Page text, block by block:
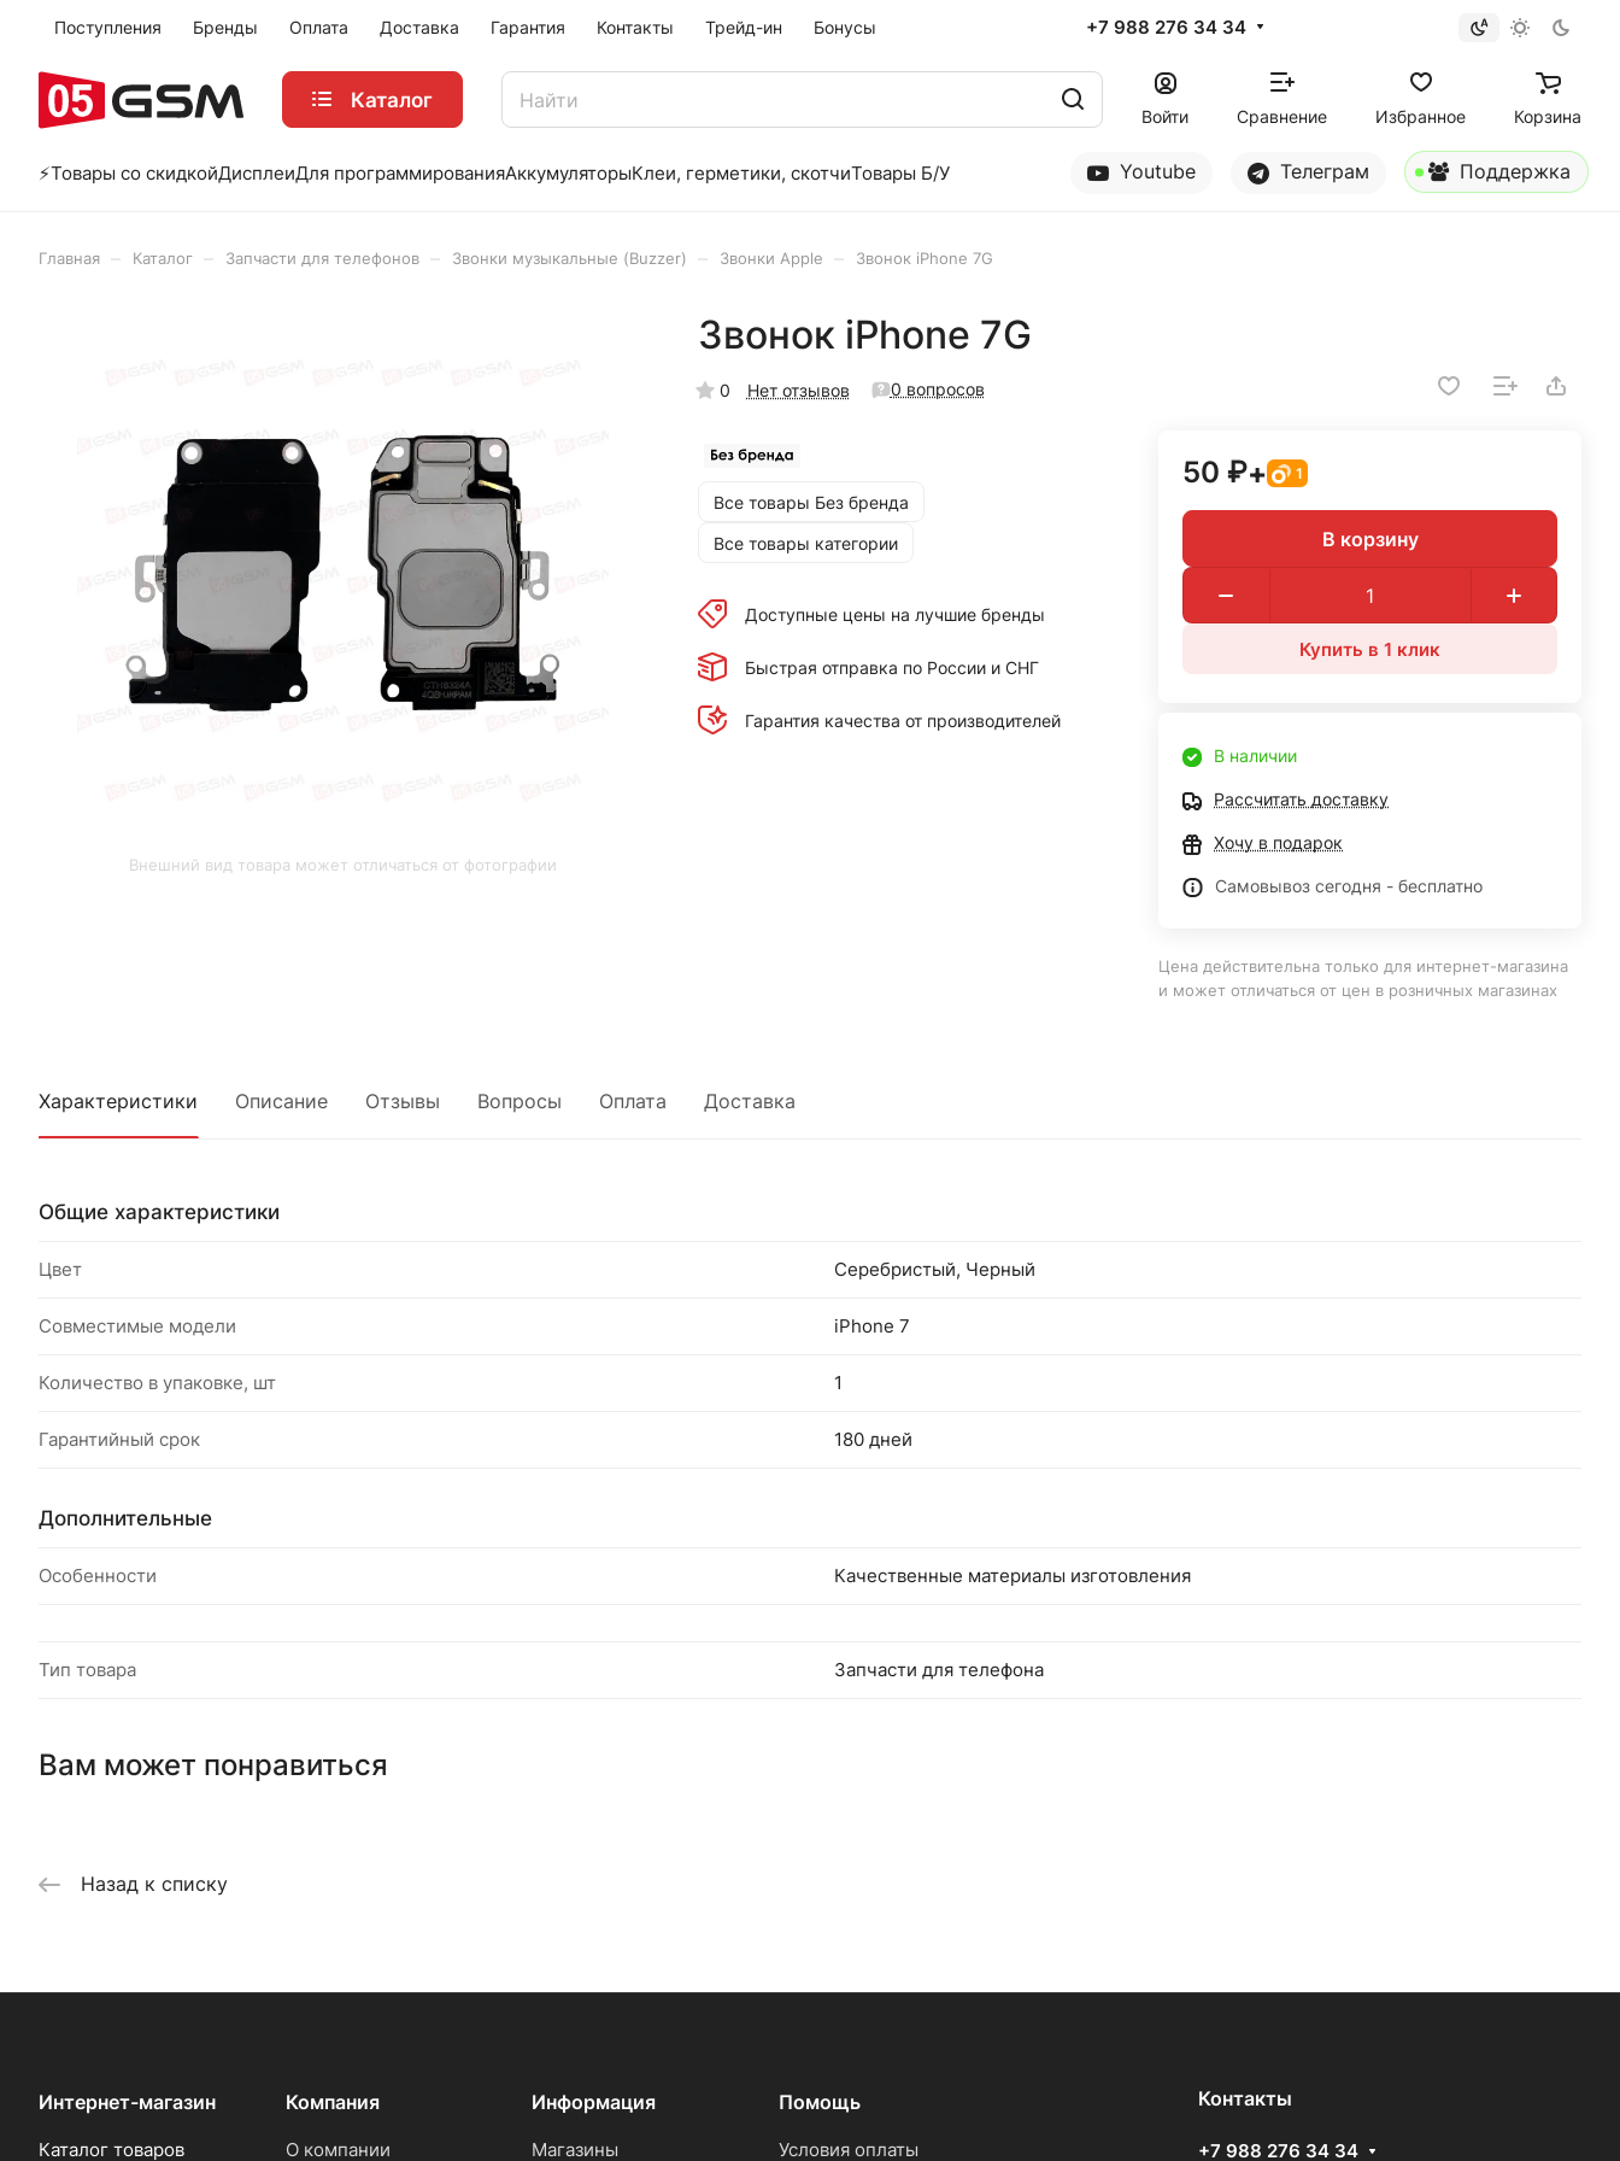
Поступления Бренды Оплата Доставка Гарантия Контакты Трейд-ин Бонусы +7 988 276 34 34
Каталог
Войти Сравнение Избранное Корзина
⚡️Товары со скидкойДисплеиДля программированияАккумуляторыКлеи, герметики, скотчиТовары Б/У Youtube Телеграм Поддержка
Главная Каталог Запчасти для телефонов Звонки музыкальные (Buzzer) Звонки Apple Звонок iPhone 7G
Внешний вид товара может отличаться от фотографии
Звонок iPhone 7G
0 Нет отзывов 0 вопросов
Все товары Без бренда
Все товары категории
Доступные цены на лучшие бренды
Быстрая отправка по России и СНГ
Гарантия качества от производителей
50 ₽+ 1
В корзину
Купить в 1 клик
В наличии
Рассчитать доставку
Хочу в подарок
Самовывоз сегодня - бесплатно
Цена действительна только для интернет-магазина
и может отличаться от цен в розничных магазинах
Характеристики Описание Отзывы Вопросы Оплата Доставка
Общие характеристики
Цвет Серебристый, Черный
Совместимые модели iPhone 7
Количество в упаковке, шт 1
Гарантийный срок 180 дней
Дополнительные
Особенности Качественные материалы изготовления
Тип товара Запчасти для телефона
Вам может понравиться
Назад к списку
Интернет-магазин
Каталог товаров
Компания
О компании
Информация
Магазины
Помощь
Условия оплаты
Контакты
+7 988 276 34 34